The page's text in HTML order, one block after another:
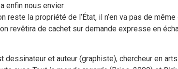
enfin nous envier.
reste la propriété de l’État, il n’en va pas de
revêtira de cachet sur demande expresse en
dessinateur et auteur (graphiste), chercheur en